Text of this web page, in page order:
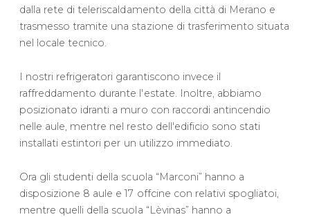
dalla rete di teleriscaldamento della città di Merano e
trasmesso tramite una stazione di trasferimento situata
nel locale tecnico.
I nostri refrigeratori garantiscono invece il
raffreddamento durante l'estate. Inoltre, abbiamo
posizionato idranti a muro con raccordi antincendio
nelle aule, mentre nel resto dell'edificio sono stati
installati estintori per un utilizzo immediato.
Ora gli studenti della scuola “Marconi” hanno a
disposizione 8 aule e 17 offcine con relativi spogliatoi,
mentre quelli della scuola “Lèvinas” hanno a